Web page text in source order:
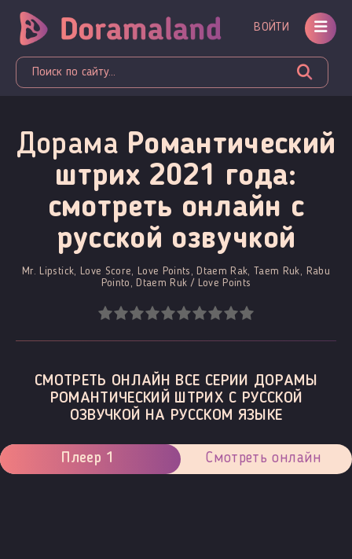
ВОЙТИ
Дорама Романтический
штрих 2021 года:
смотреть онлайн c
русской озвучкой
Mr. Lipstick, Love Score, Love Points, Dtaem Rak, Taem Ruk, Rabu
Pointo, Dtaem Ruk / Love Points
СМОТРЕТЬ ОНЛАЙН ВСЕ СЕРИИ ДОРАМЫ
РОМАНТИЧЕСКИЙ ШТРИХ С РУССКОЙ
ОЗВУЧКОЙ НА РУССКОМ ЯЗЫКЕ
Плеер 1 Смотреть онлайн